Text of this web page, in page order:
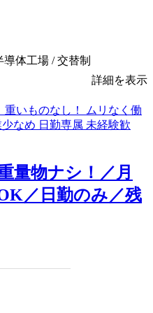
体工場 / 交替制
詳細を表示
量物ナシ！／月
／日勤のみ／残